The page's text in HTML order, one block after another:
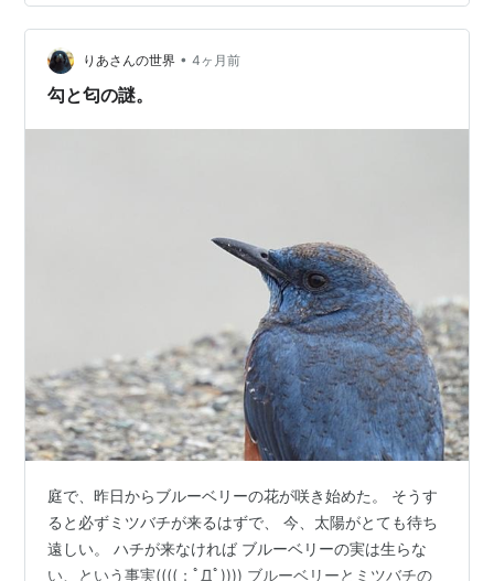
りあさんの世界 • 4ヶ月前
勾と匂の謎。
庭で、昨日からブルーベリーの花が咲き始めた。 そうす
ると必ずミツバチが来るはずで、 今、太陽がとても待ち
遠しい。 ハチが来なければ ブルーベリーの実は生らな
い、という事実((((；ﾟДﾟ)))) ブルーベリーとミツバチの